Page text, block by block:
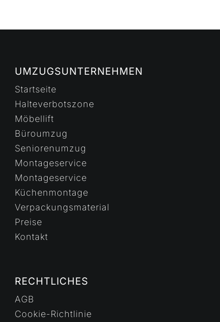
UMZUGSUNTERNEHMEN
Startseite
Halteverbotszone
Möbellift
Büroumzug
Seniorenumzug
Montageservice
Montageservice
Küchenmontage
Verpackungsmaterial
Preise
Kontakt
RECHTLICHES
AGB
Cookie-Richtlinie